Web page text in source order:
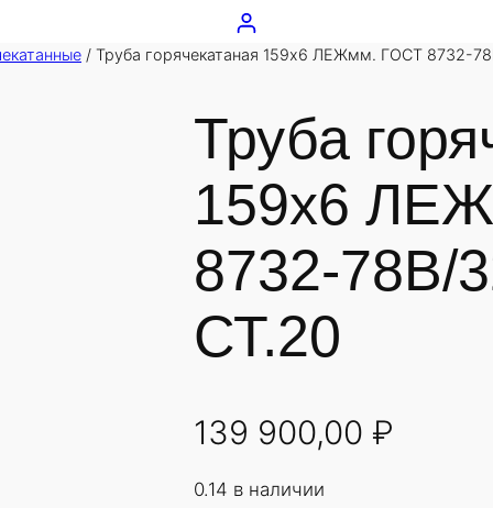
/ Труба горячекатаная 159х6 ЛЕЖмм. ГОСТ 8732-
Труба
159х6
8732-78В/
СТ.20
139 900,00 ₽
0.14 в наличии